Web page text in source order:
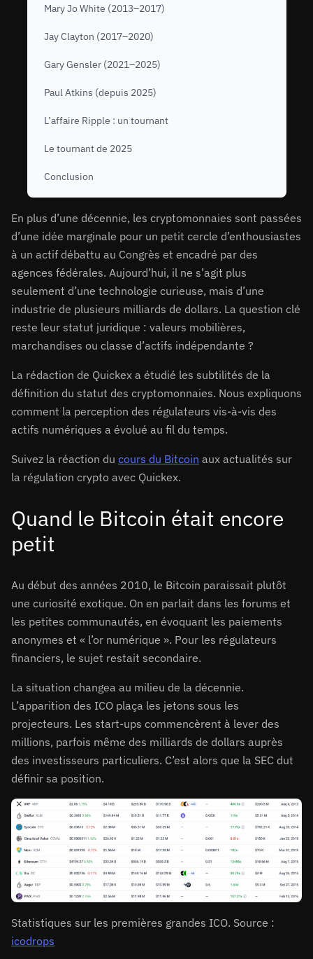
Mary Jo White (2013–2017)
Jay Clayton (2017–2020)
Gary Gensler (2021–2025)
Paul Atkins (depuis 2025)
L’affaire Ripple : un tournant
Le tournant de 2025
Conclusion
En plus d’une décennie, les cryptomonnaies sont passées
d’une idée marginale pour un petit cercle d’enthousiastes
à un actif débattu au Congrès et encadré par des
agences fédérales. Aujourd’hui, il ne s’agit plus
seulement d’une technologie curieuse, mais d’une
industrie de plusieurs milliards de dollars. La question clé
reste leur statut juridique : valeurs mobilières,
marchandises ou classe d’actifs indépendante ?
La rédaction de Quickex a étudié les subtilités de la
définition du statut des cryptomonnaies. Nous expliquons
comment la perception des régulateurs vis-à-vis des
actifs numériques a évolué au fil du temps.
Suivez la réaction du cours du Bitcoin aux actualités sur
la régulation crypto avec Quickex.
Quand le Bitcoin était encore
petit
Au début des années 2010, le Bitcoin paraissait plutôt
une curiosité exotique. On en parlait dans les forums et
les petites communautés, en évoquant les paiements
anonymes et « l’or numérique ». Pour les régulateurs
financiers, le sujet restait secondaire.
La situation changea au milieu de la décennie.
L’apparition des ICO plaça les jetons sous les
projecteurs. Les start-ups commencèrent à lever des
millions, parfois même des milliards de dollars auprès
des investisseurs particuliers. C’est alors que la SEC dut
définir sa position.
Statistiques sur les premières grandes ICO. Source :
icodrops